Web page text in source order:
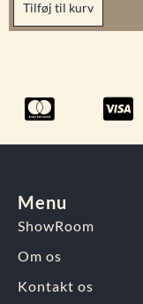
Tilføj til kurv
Menu
ShowRoom
Om os
Kontakt os